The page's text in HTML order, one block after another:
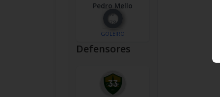
Pedro Mello
Nº
78
GOLEIRO
Defensores